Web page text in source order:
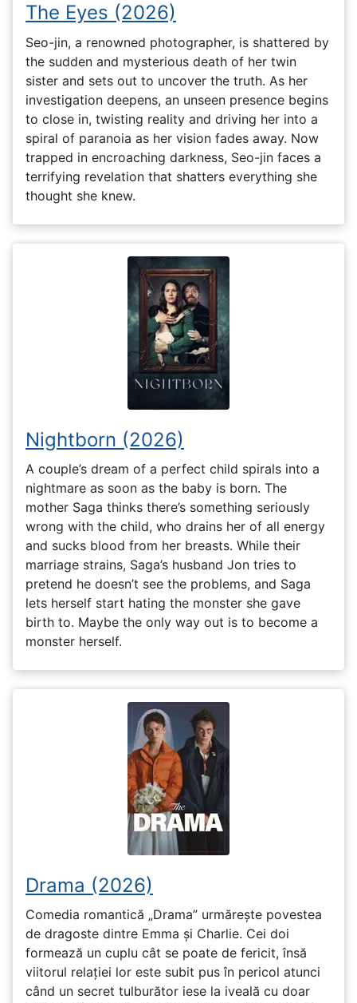
The Eyes (2026)
Seo-jin, a renowned photographer, is shattered by
the sudden and mysterious death of her twin
sister and sets out to uncover the truth. As her
investigation deepens, an unseen presence begins
to close in, twisting reality and driving her into a
spiral of paranoia as her vision fades away. Now
trapped in encroaching darkness, Seo-jin faces a
terrifying revelation that shatters everything she
thought she knew.
Nightborn (2026)
A couple’s dream of a perfect child spirals into a
nightmare as soon as the baby is born. The
mother Saga thinks there’s something seriously
wrong with the child, who drains her of all energy
and sucks blood from her breasts. While their
marriage strains, Saga’s husband Jon tries to
pretend he doesn’t see the problems, and Saga
lets herself start hating the monster she gave
birth to. Maybe the only way out is to become a
monster herself.
Drama (2026)
Comedia romantică „Drama” urmărește povestea
de dragoste dintre Emma și Charlie. Cei doi
formează un cuplu cât se poate de fericit, însă
viitorul relației lor este subit pus în pericol atunci
când un secret tulburător iese la iveală cu doar